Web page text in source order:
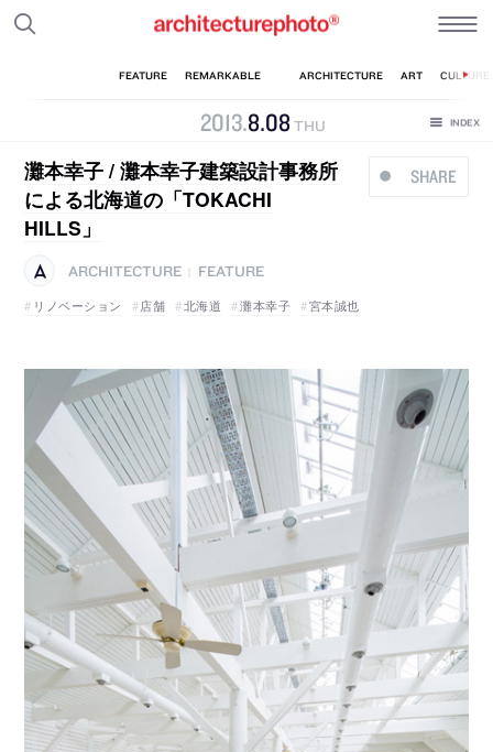
2013.8.08 THU
SHARE
灘本幸子 / 灘本幸子建築設計事務所
による北海道の「TOKACHI
HILLS」
ARCHITECTURE
FEATURE
リノベーション
店舗 北海道 灘本幸子 宮本誠也